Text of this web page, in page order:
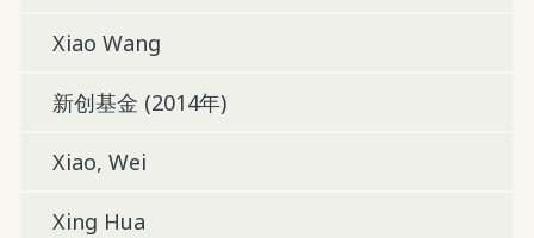
Xiao Wang
新创基金 (2014年)
Xiao, Wei
Xing Hua